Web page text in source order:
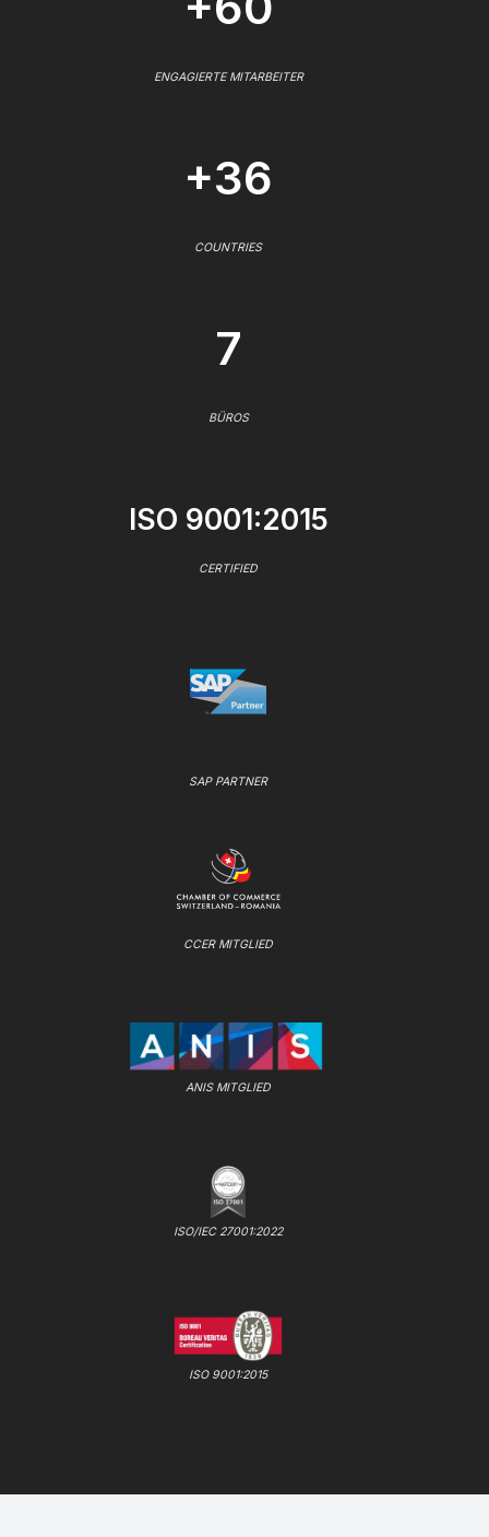
ENGAGIERTE MITARBEITER
+36
COUNTRIES
7
BÜROS
ISO 9001:2015
CERTIFIED
SAP PARTNER
CCER MITGLIED
ANIS MITGLIED
ISO/IEC 27001:2022
ISO 9001:2015